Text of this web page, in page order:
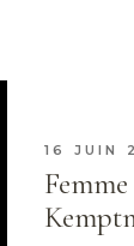
16 JUIN